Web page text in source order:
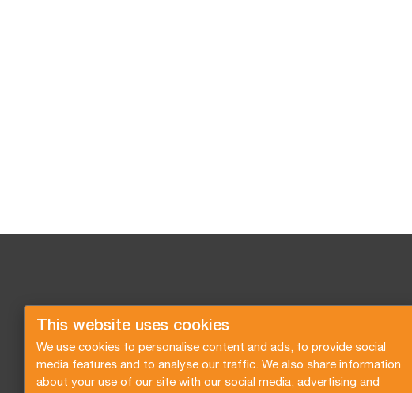
This website uses cookies
We use cookies to personalise content and ads, to provide social
media features and to analyse our traffic. We also share information
about your use of our site with our social media, advertising and